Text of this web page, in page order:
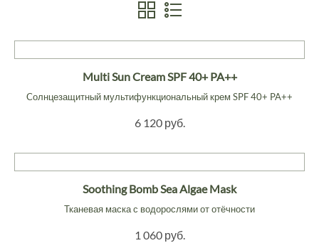
Multi Sun Cream SPF 40+ PA++
Cолнцезащитный мультифункциональный крем SPF 40+ PA++
6 120 руб.
Soothing Bomb Sea Algae Mask
Тканевая маска с водорослями от отёчности
1 060 руб.